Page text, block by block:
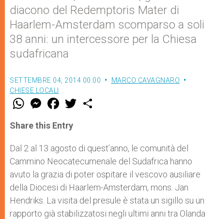
diacono del Redemptoris Mater di
Haarlem-Amsterdam scomparso a soli
38 anni: un intercessore per la Chiesa
sudafricana
SETTEMBRE 04, 2014 00:00
MARCO CAVAGNARO
CHIESE LOCALI
W
t
s
p
p
M
e
s
e
g
e
r
F
a
e
b
o
k
w
r
Share this Entry
Dal 2 al 13 agosto di quest’anno, le comunità del
Cammino Neocatecumenale del Sudafrica hanno
avuto la grazia di poter ospitare il vescovo ausiliare
della Diocesi di Haarlem-Amsterdam, mons. Jan
Hendriks. La visita del presule è stata un sigillo su un
rapporto già stabilizzatosi negli ultimi anni tra Olanda